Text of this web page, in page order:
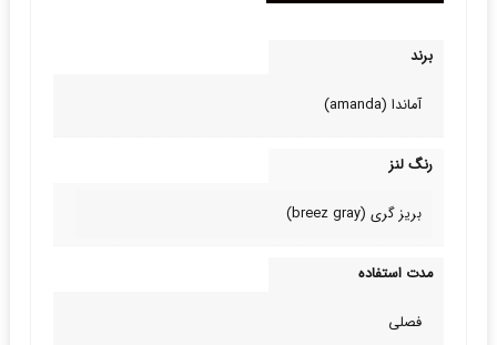
برند
آماندا (amanda)
رنگ لنز
بریز گری (breez gray)
مدت استفاده
فصلی